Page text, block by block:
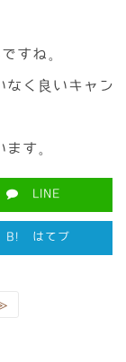
すね。
なく良いキャン
す。
LINE
B! はてブ